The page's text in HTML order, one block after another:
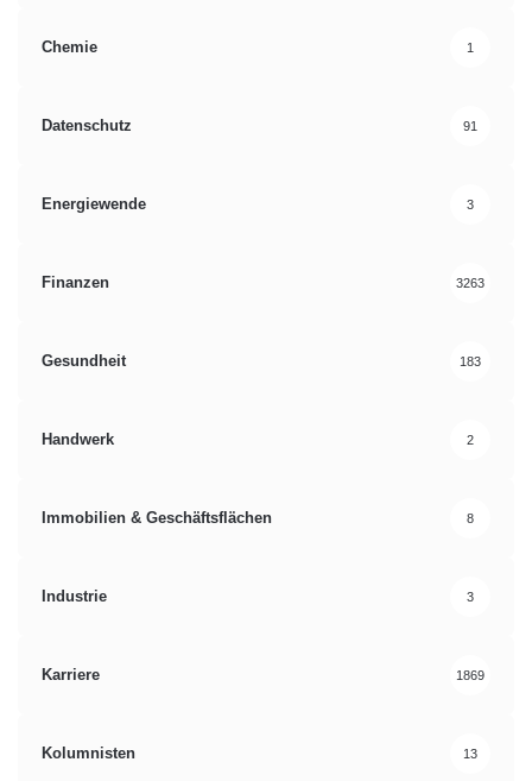
Chemie 1
Datenschutz 91
Energiewende 3
Finanzen 3263
Gesundheit 183
Handwerk 2
Immobilien & Geschäftsflächen 8
Industrie 3
Karriere 1869
Kolumnisten 13